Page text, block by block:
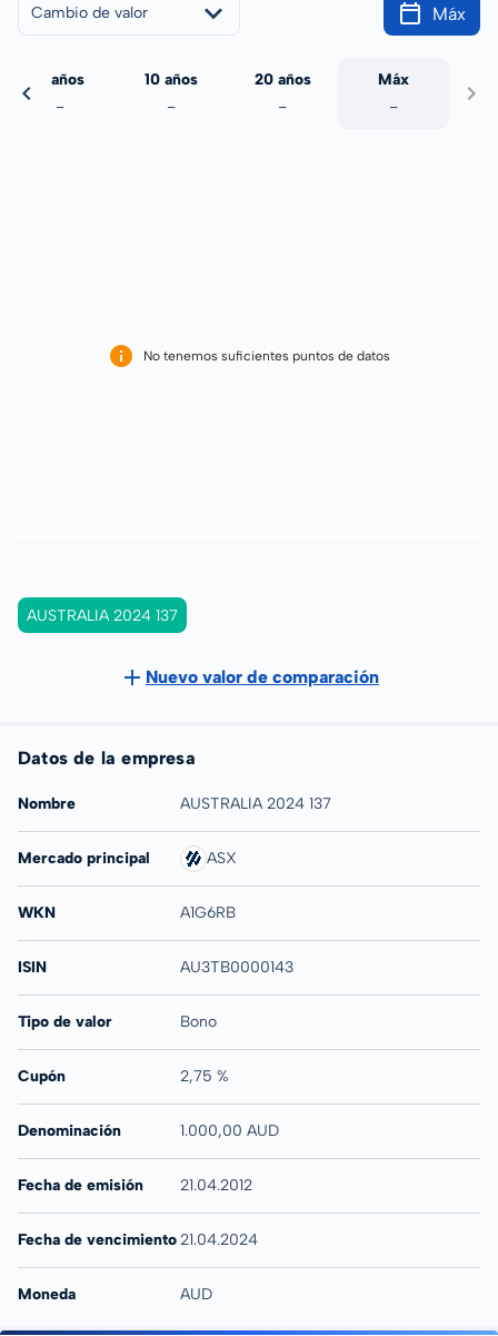
Cambio de valor Máx
5 años
-
10 años
-
20 años
-
Máx
-
No tenemos suficientes puntos de datos
AUSTRALIA 2024 137
Nuevo valor de comparación
Datos de la empresa
Nombre AUSTRALIA 2024 137
Mercado principal ASX
WKN A1G6RB
ISIN AU3TB0000143
Tipo de valor Bono
Cupón 2,75 %
Denominación 1.000,00 AUD
Fecha de emisión 21.04.2012
Fecha de vencimiento21.04.2024
Moneda AUD